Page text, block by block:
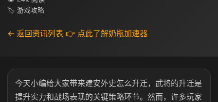
🏷 游戏攻略
← 返回资讯列表 👉 点此了解奶瓶加速器
今天小编给大家带来建安外史怎么升迁，武将的升迁是
提升实力和战场表现的关键策略环节。然而，许多玩家